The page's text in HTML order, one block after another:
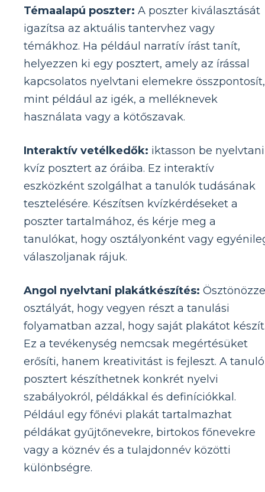
Témaalapú poszter: A poszter kiválasztását
igazítsa az aktuális tantervhez vagy
témákhoz. Ha például narratív írást tanít,
helyezzen ki egy posztert, amely az írással
kapcsolatos nyelvtani elemekre összpontosít,
mint például az igék, a melléknevek
használata vagy a kötőszavak.
Interaktív vetélkedők: iktasson be nyelvtani
kvíz posztert az óráiba. Ez interaktív
eszközként szolgálhat a tanulók tudásának
tesztelésére. Készítsen kvízkérdéseket a
poszter tartalmához, és kérje meg a
tanulókat, hogy osztályonként vagy
válaszoljanak rájuk.
Angol nyelvtani plakátkészítés: Ösztönözze
osztályát, hogy vegyen részt a tanulási
folyamatban azzal, hogy saját plakátot
Ez a tevékenység nemcsak megértésüket
erősíti, hanem kreativitást is fejleszt. A
posztert készíthetnek konkrét nyelvi
szabályokról, példákkal és definíciókkal.
Például egy főnévi plakát tartalmazhat
példákat gyűjtőnevekre, birtokos főnevekre
vagy a köznév és a tulajdonnév közötti
különbségre.